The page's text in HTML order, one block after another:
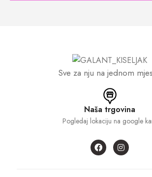
Sve za nju na jednom
Naša trgovina
Pogledaj lokaciju na google